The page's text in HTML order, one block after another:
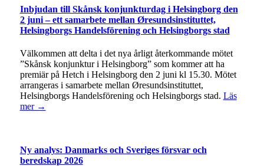
Inbjudan till Skånsk konjunkturdag i Helsingborg den
2 juni – ett samarbete mellan Øresundsinstituttet,
Helsingborgs Handelsförening och Helsingborgs stad
Välkommen att delta i det nya årligt återkommande mötet
”Skånsk konjunktur i Helsingborg” som kommer att ha
premiär på Hetch i Helsingborg den 2 juni kl 15.30. Mötet
arrangeras i samarbete mellan Øresundsinstituttet,
Helsingborgs Handelsförening och Helsingborgs stad. Läs
mer →
Ny analys: Danmarks och Sveriges försvar och
beredskap 2026